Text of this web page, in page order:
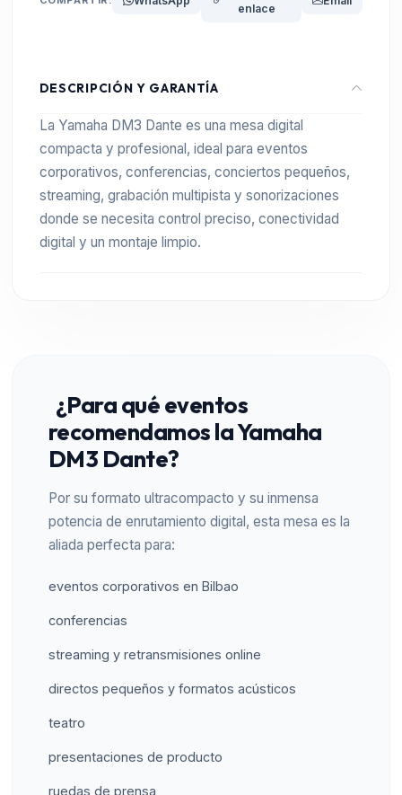
enlace
DESCRIPCIÓN Y GARANTÍA
La Yamaha DM3 Dante es una mesa digital
compacta y profesional, ideal para eventos
corporativos, conferencias, conciertos pequeños,
streaming, grabación multipista y sonorizaciones
donde se necesita control preciso, conectividad
digital y un montaje limpio.
¿Para qué eventos
recomendamos la Yamaha
DM3 Dante?
Por su formato ultracompacto y su inmensa
potencia de enrutamiento digital, esta mesa es la
aliada perfecta para:
eventos corporativos en Bilbao
conferencias
streaming y retransmisiones online
directos pequeños y formatos acústicos
teatro
presentaciones de producto
ruedas de prensa